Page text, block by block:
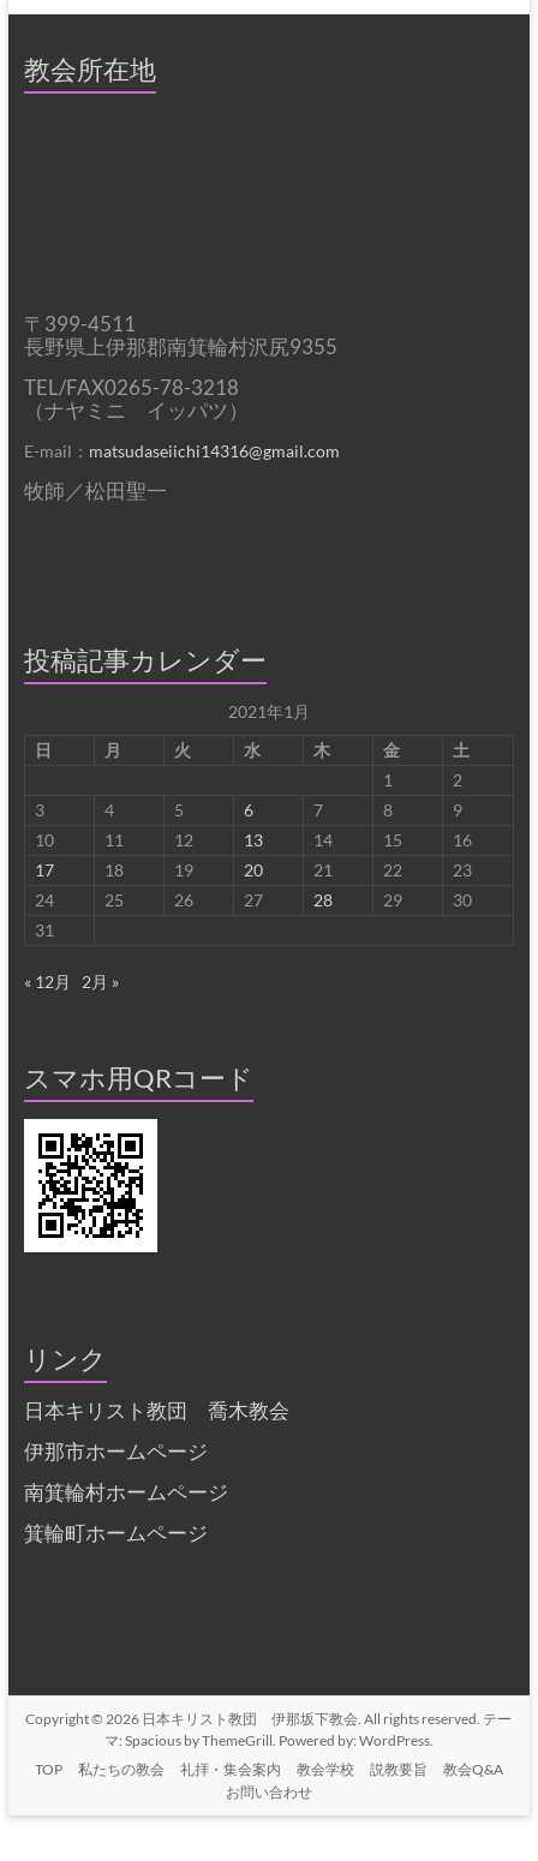
教会所在地
〒399-4511
長野県上伊那郡南箕輪村沢尻9355
TEL/FAX0265-78-3218
（ナヤミニ イッパツ）
E-mail： matsudaseiichi14316@gmail.com
牧師／松田聖一
投稿記事カレンダー
2021年1月
日
月 火 水 木 金
土
1
2
3
4 5 6 7 8
9
10
11 12 13 14 15
16
17
18 19 20 21 22
23
24
25 26 27 28 29
30
31
« 12月 2月 »
スマホ用QRコード
リンク
日本キリスト教団 喬木教会
伊那市ホームページ
南箕輪村ホームページ
箕輪町ホームページ
Copyright © 2026 日本キリスト教団 伊那坂下教会 . All rights reserved. テー
マ: Spaciousby ThemeGrill. Powered by: WordPress.
TOP
私たちの教会 礼拝・集会案内 教会学校 説教要旨
教会Q&A
お問い合わせ